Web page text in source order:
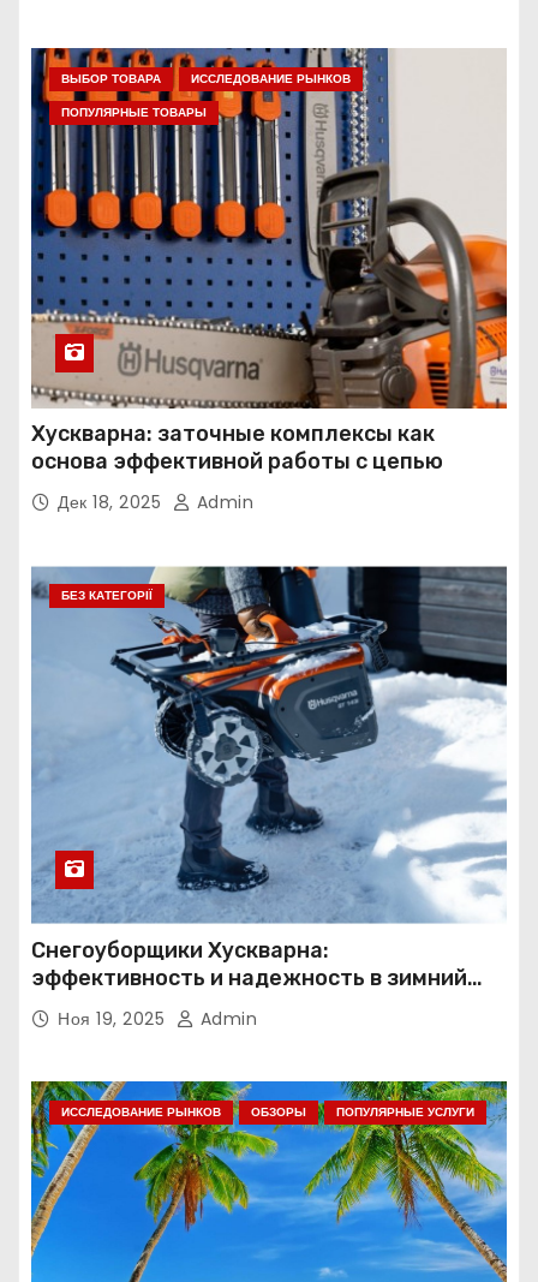
ВЫБОР ТОВАРА
ИССЛЕДОВАНИЕ РЫНКОВ
ПОПУЛЯРНЫЕ ТОВАРЫ
Хускварна: заточные комплексы как
основа эффективной работы с цепью
Дек 18, 2025 Admin
БЕЗ КАТЕГОРІЇ
Снегоуборщики Хускварна:
эффективность и надежность в зимний
период
Ноя 19, 2025 Admin
ИССЛЕДОВАНИЕ РЫНКОВ ОБЗОРЫ ПОПУЛЯРНЫЕ УСЛУГИ